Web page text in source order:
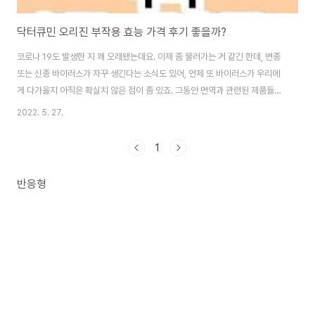
닥터큐민 오리진 부작용 효능 가격 후기 좋을까?
코로나 19도 발생한 지 꽤 오래됐는데요. 이제 좀 물러가는 거 같긴 한데, 변종
또는 신종 바이러스가 자꾸 생긴다는 소식도 있어, 언제 또 바이러스가 우리에
게 다가올지 아직은 확실치 않은 점이 좀 있죠. 그동안 면역과 관련된 제품들도
많이 나왔었는데, 그중 시중에서 뜨거운 관심을 받고 있는 제품이 있다고 해서
위해 지금 여기서 알아볼게요. 닥터큐민 오리진이란? 닥터큐민 오리진은 네이
와 강황의 뒷글자 Cumin을 합쳐서 만든 것으로 강황 박사의 뜻이 내포되어 있
2022. 5. 27.
1
반응형